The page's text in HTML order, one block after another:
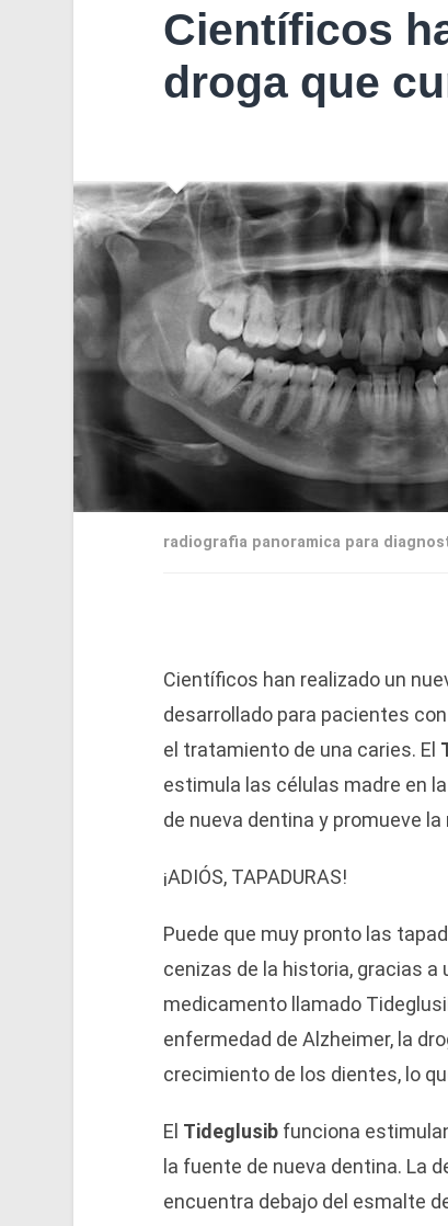
Científicos
droga que
radiografia panoramica para
Científicos han realizado un
desarrollado para pacientes
el tratamiento de una caries. El
estimula las células madre en
de nueva dentina y promueve
¡ADIÓS, TAPADURAS!
Puede que muy pronto las
cenizas de la historia, gracias
medicamento llamado
enfermedad de Alzheimer, la
crecimiento de los dientes, lo
El Tideglusibfunciona
la fuente de nueva dentina. La
encuentra debajo del esmalte